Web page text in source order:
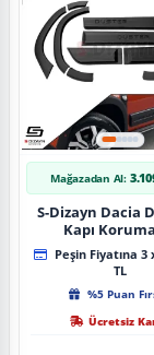
Mağazadan Al:
S-Dizayn Dacia
Kapı
Çamurluk
Dodik Seti 2018
Kalite
Peşin Fiyatına 3
TL
%5 Puan
Ücretsiz